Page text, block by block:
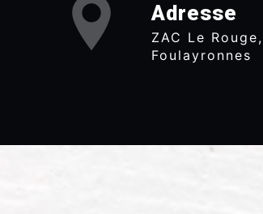
Adresse
ZAC Le Rouge, 47510
Foulayronnes